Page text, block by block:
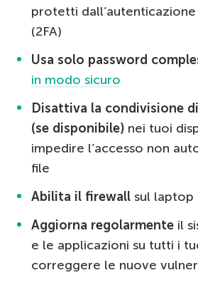
protetti
(2FA)
Usa solo password
in modo sicuro
Disattiva la condivisione
(se disponibile) nei tuoi
impedire l’accesso non
file
Abilita il firewall sul laptop
Aggiorna regolarmente il
e le applicazioni su tutti i
correggere le nuove